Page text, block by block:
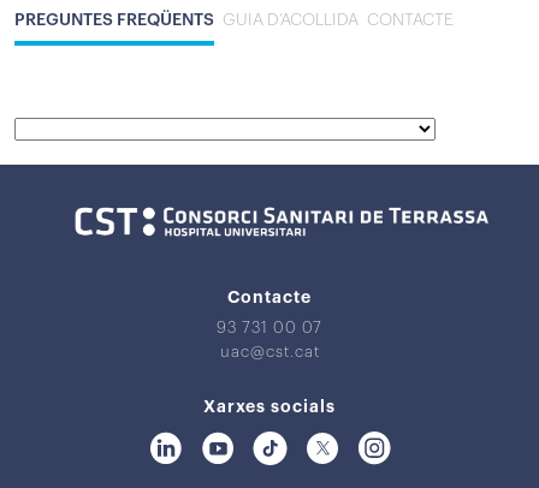
PREGUNTES FREQÜENTS GUIA D’ACOLLIDA CONTACTE
Contacte
93 731 00 07
uac@cst.cat
Xarxes socials